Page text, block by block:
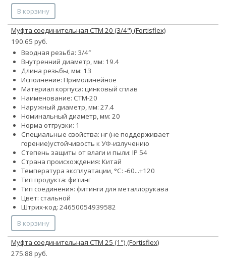
В корзину
Муфта соединительная СТМ 20 (3/4") (Fortisflex)
190.65 руб.
Вводная резьба: 3/4″
Внутренний диаметр, мм: 19.4
Длина резьбы, мм: 13
Исполнение: Прямолинейное
Материал корпуса: цинковый сплав
Наименование: СТМ-20
Наружный диаметр, мм: 27.4
Номинальный диаметр, мм: 20
Норма отгрузки: 1
Специальные свойства: нг (не поддерживает
горение)устойчивость к УФ-излучению
Степень защиты от влаги и пыли: IP 54
Страна происхождения: Китай
Температура эксплуатации, °С: -60...+120
Тип продукта: фитинг
Тип соединения: фитинги для металлорукава
Цвет: стальной
Штрих-код: 24650054939582
В корзину
Муфта соединительная СТМ 25 (1") (Fortisflex)
275.88 руб.